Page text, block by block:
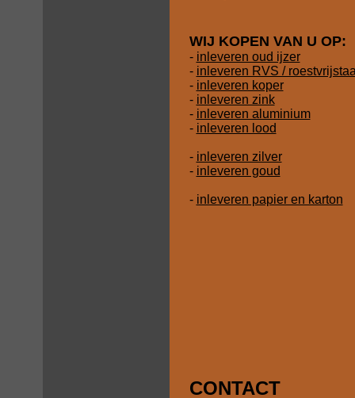
WIJ KOPEN VAN U OP:
- inleveren oud ijzer
- inleveren RVS /
- inleveren koper
- inleveren zink
- inleveren aluminium
- inleveren lood
- inleveren zilver
- inleveren goud
- inleveren papier en karton
CONTACT